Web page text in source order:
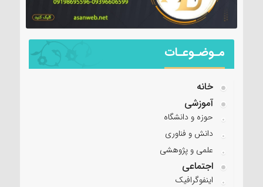
مـوضـوعـات
خانه
آموزشی
حوزه و دانشگاه
دانش و فناوری
علمی و پژوهشی
اجتماعی
اینفوگرافیک